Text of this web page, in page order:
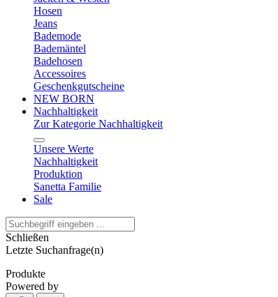
Hosen
Jeans
Bademode
Bademäntel
Badehosen
Accessoires
Geschenkgutscheine
NEW BORN
Nachhaltigkeit
Zur Kategorie Nachhaltigkeit
Unsere Werte
Nachhaltigkeit
Produktion
Sanetta Familie
Sale
Schließen
Letzte Suchanfrage(n)
Produkte
Powered by